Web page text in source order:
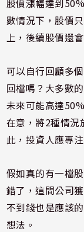
股價漲幅達到
數情況下，股價
上，後續股價還
可以自行回顧多
回檔嗎？大多數
未來可能高達
在意，將2種情況
此，投資人應專
假如真的有一檔
錯了，這間公司
不到錢也是應該
想法。